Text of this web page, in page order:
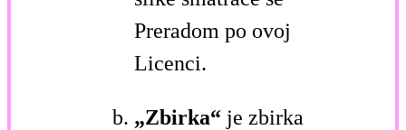
Preradom po ovoj
Licenci.
„Zbirka“ je zbirka